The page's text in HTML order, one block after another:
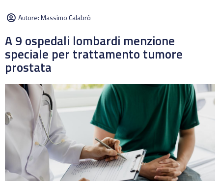
Autore:Massimo Calabrò
A 9 ospedali lombardi menzione
speciale per trattamento tumore
prostata